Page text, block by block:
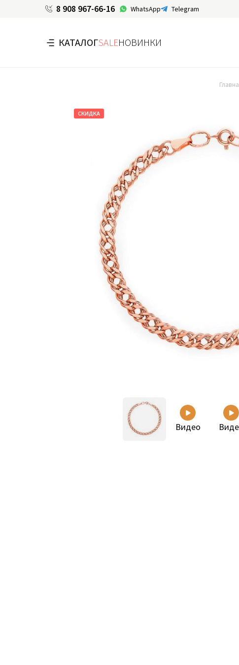
8 908 967-66-16 WhatsApp Telegram
КАТАЛОГSALEНОВИНКИ
СКИДКА
Видео